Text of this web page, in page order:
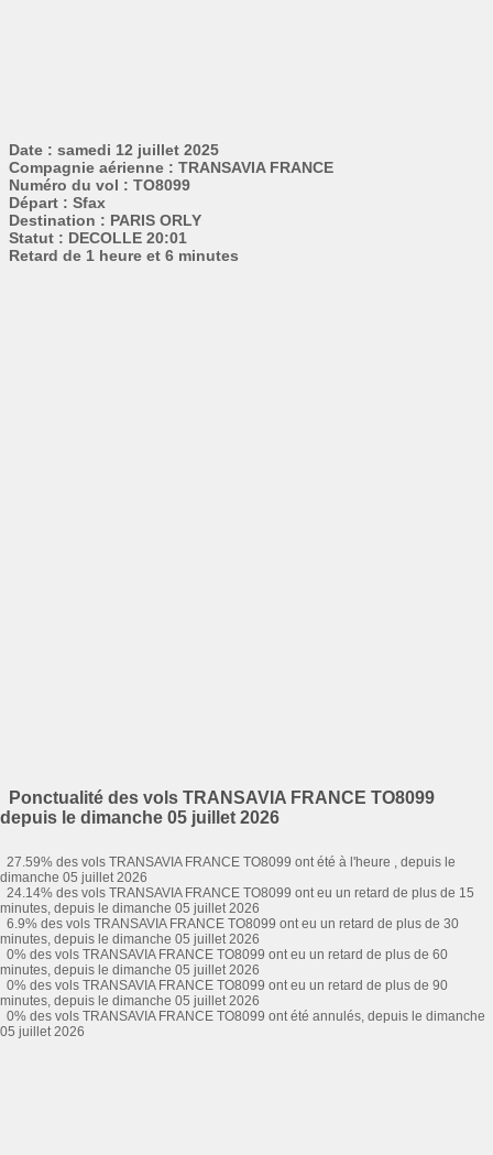
Date : samedi 12 juillet 2025
Compagnie aérienne : TRANSAVIA FRANCE
Numéro du vol : TO8099
Départ : Sfax
Destination : PARIS ORLY
Statut : DECOLLE 20:01
Retard de 1 heure et 6 minutes
Ponctualité des vols TRANSAVIA FRANCE TO8099
depuis le dimanche 05 juillet 2026
27.59% des vols TRANSAVIA FRANCE TO8099 ont été à l'heure , depuis le
dimanche 05 juillet 2026
24.14% des vols TRANSAVIA FRANCE TO8099 ont eu un retard de plus de 15
minutes, depuis le dimanche 05 juillet 2026
6.9% des vols TRANSAVIA FRANCE TO8099 ont eu un retard de plus de 30
minutes, depuis le dimanche 05 juillet 2026
0% des vols TRANSAVIA FRANCE TO8099 ont eu un retard de plus de 60
minutes, depuis le dimanche 05 juillet 2026
0% des vols TRANSAVIA FRANCE TO8099 ont eu un retard de plus de 90
minutes, depuis le dimanche 05 juillet 2026
0% des vols TRANSAVIA FRANCE TO8099 ont été annulés, depuis le dimanche
05 juillet 2026